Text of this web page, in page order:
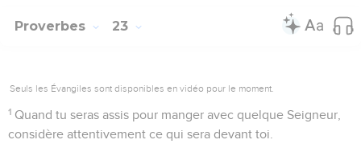
Proverbes 23
Seuls les Évangiles sont disponibles en vidéo pour le moment.
1 Quand tu seras assis pour manger avec quelque Seigneur,
considère attentivement ce qui sera devant toi.